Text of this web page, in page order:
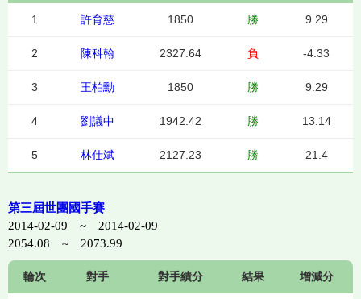
1 許育慈 1850 勝 9.29
2 陳科翰 2327.64 負 -4.33
3 王柏勳 1850 勝 9.29
4 劉議中 1942.42 勝 13.14
5 林仕斌 2127.23 勝 21.4
第三屆世團國手賽
2014-02-09 ~ 2014-02-09
2054.08 ~ 2073.99
輪次 對手 對手績分 結果 增減分